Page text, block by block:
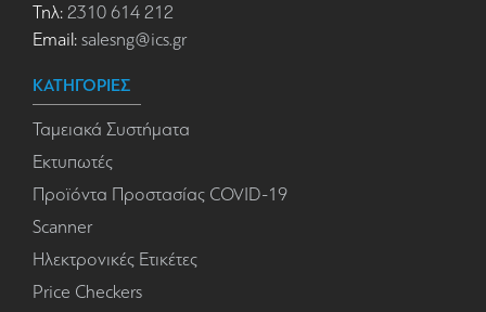
Τηλ: 2310 614 212
Email: salesng@ics.gr
ΚΑΤΗΓΟΡΙΕΣ
Ταμειακά Συστήματα
Εκτυπωτές
Προϊόντα Προστασίας COVID-19
Scanner
Ηλεκτρονικές Ετικέτες
Price Checkers